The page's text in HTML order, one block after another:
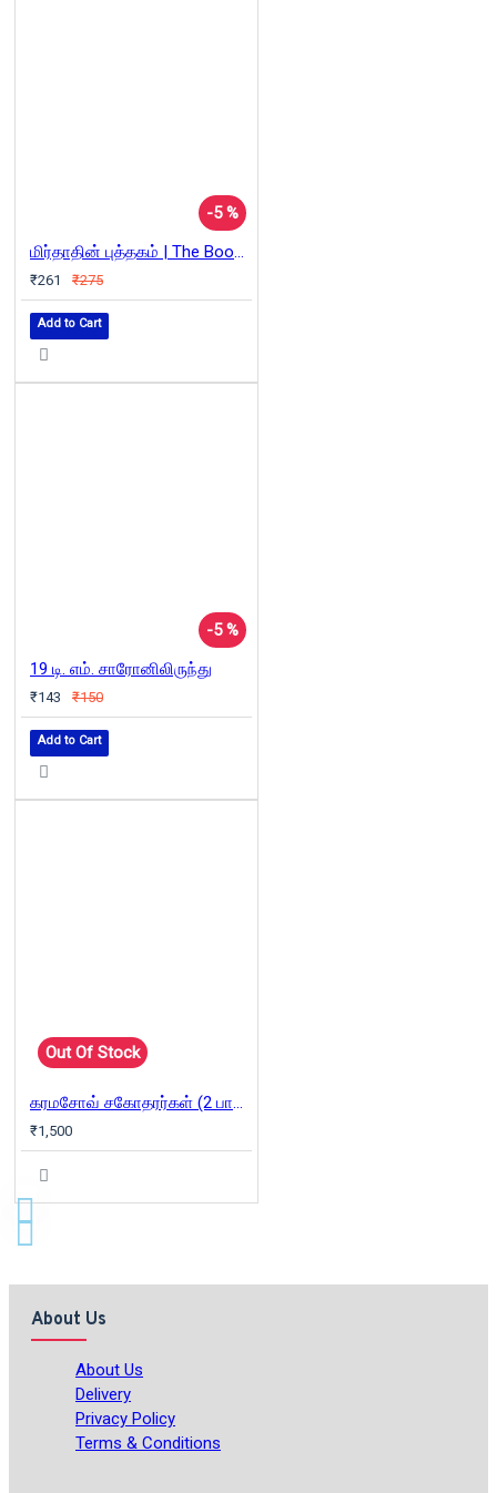
-5 %
மிர்தாதின் புத்தகம் | The Book of Mirdad
₹261 ₹275
Add to Cart
-5 %
19 டி. எம். சாரோனிலிருந்து
₹143 ₹150
Add to Cart
Out Of Stock
கரமசோவ் சகோதரர்கள் (2 பாகங்கள்) | The Brothers Karamazov
₹1,500
About Us
About Us
Delivery
Privacy Policy
Terms & Conditions